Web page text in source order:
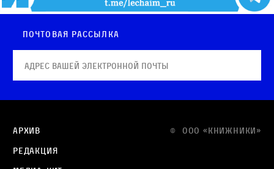
Почтовая рассылка
© OOO «КНИЖНИКИ»
Архив
Редакция